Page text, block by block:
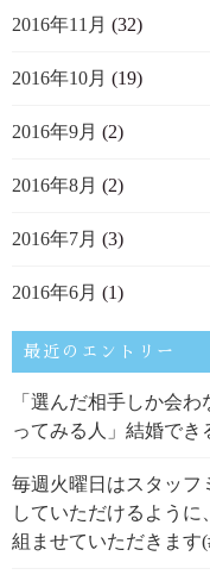
2016年11月 (32)
2016年10月 (19)
2016年9月 (2)
2016年8月 (2)
2016年7月 (3)
2016年6月 (1)
最近のエントリー
「選んだ相手しか会
ってみる人」結婚でき
毎週火曜日はスタッフ
していただけるよう
組ませていただきます